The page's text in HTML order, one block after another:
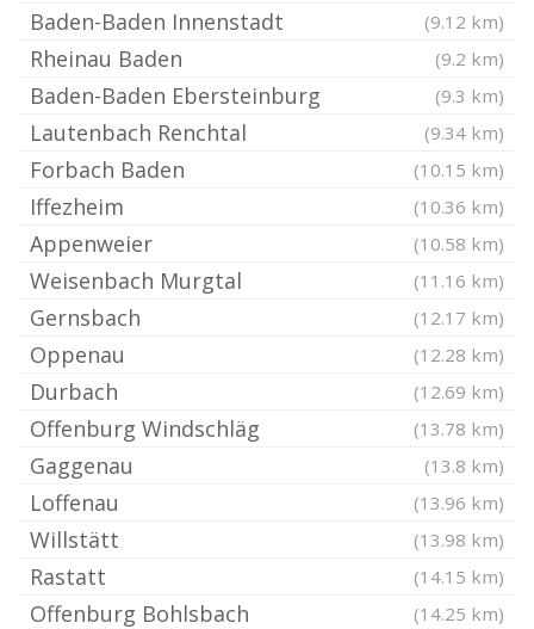
Baden-Baden Innenstadt (9.12 km)
Rheinau Baden (9.2 km)
Baden-Baden Ebersteinburg (9.3 km)
Lautenbach Renchtal (9.34 km)
Forbach Baden (10.15 km)
Iffezheim (10.36 km)
Appenweier (10.58 km)
Weisenbach Murgtal (11.16 km)
Gernsbach (12.17 km)
Oppenau (12.28 km)
Durbach (12.69 km)
Offenburg Windschläg (13.78 km)
Gaggenau (13.8 km)
Loffenau (13.96 km)
Willstätt (13.98 km)
Rastatt (14.15 km)
Offenburg Bohlsbach (14.25 km)